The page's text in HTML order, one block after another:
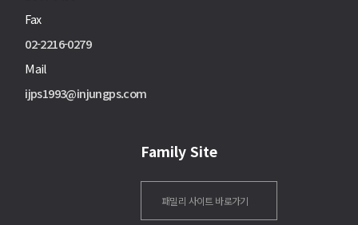
Fax
02-2216-0279
Mail
ijps1993@injungps.com
Family Site
패밀리 사이트 바로가기